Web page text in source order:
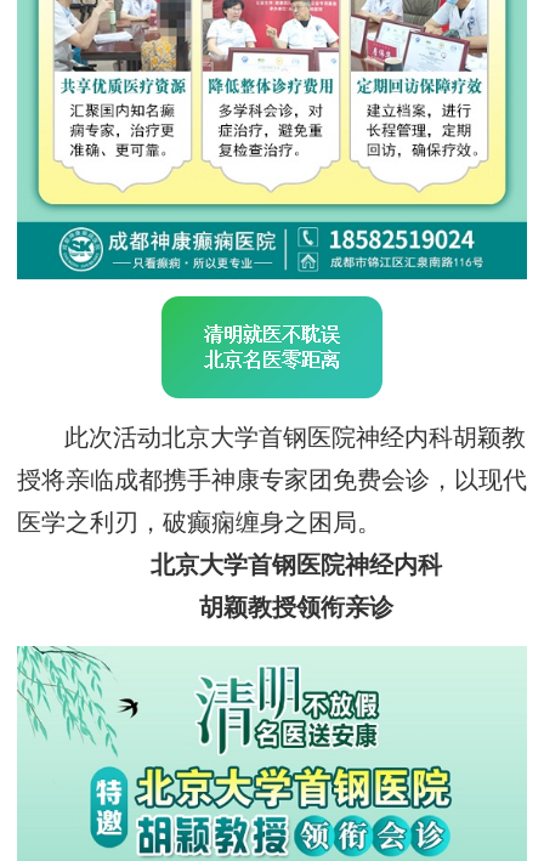
此次活动北京大学首钢医院神经内科胡颖教
授将亲临成都携手神康专家团免费会诊，以现代
医学之利刃，破癫痫缠身之困局。
北京大学首钢医院神经内科
胡颖教授领衔亲诊